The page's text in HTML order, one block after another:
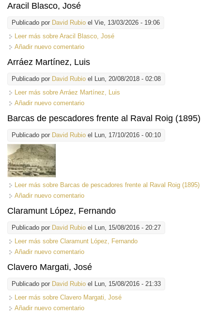
Aracil Blasco, José
Publicado por David Rubio el Vie, 13/03/2026 - 19:06
Leer más sobre Aracil Blasco, José
Añadir nuevo comentario
Arráez Martínez, Luis
Publicado por David Rubio el Lun, 20/08/2018 - 02:08
Leer más sobre Arráez Martínez, Luis
Añadir nuevo comentario
Barcas de pescadores frente al Raval Roig (1895)
Publicado por David Rubio el Lun, 17/10/2016 - 00:10
Leer más sobre Barcas de pescadores frente al Raval Roig (1895)
Añadir nuevo comentario
Claramunt López, Fernando
Publicado por David Rubio el Lun, 15/08/2016 - 20:27
Leer más sobre Claramunt López, Fernando
Añadir nuevo comentario
Clavero Margati, José
Publicado por David Rubio el Lun, 15/08/2016 - 21:33
Leer más sobre Clavero Margati, José
Añadir nuevo comentario